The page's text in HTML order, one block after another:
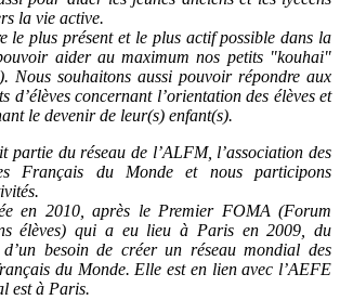
la vie active.
le plus présent et le plus actif possible dans la
aider au maximum nos petits "kouhai"
Nous souhaitons aussi pouvoir répondre aux
d’élèves concernant l’orientation des élèves et
le devenir de leur(s) enfant(s).
partie du réseau de l’ALFM, l’association des
Français du Monde et nous participons
en 2010, après le Premier FOMA (Forum
élèves) qui a eu lieu à Paris en 2009, du
d’un besoin de créer un réseau mondial des
du Monde. Elle est en lien avec l’AEFE
est à Paris.